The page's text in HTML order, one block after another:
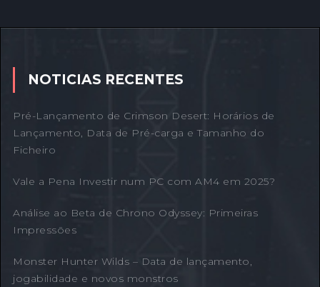
NOTICIAS RECENTES
Pré-Lançamento de Crimson Desert: Horários de
Lançamento, Data de Pré-carga e Tamanho do
Ficheiro
Vale a Pena Investir num PC com AM4 em 2025?
Análise ao Beta de Chrono Odyssey: Primeiras
Impressões
Monster Hunter Wilds – Data de lançamento,
jogabilidade e novos monstros